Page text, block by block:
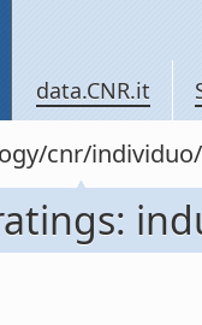
data.CNR.it
cnr/